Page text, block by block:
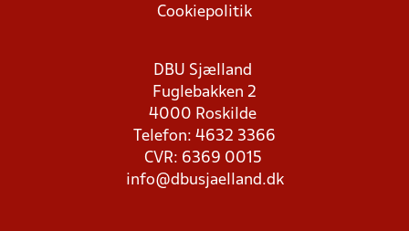
Cookiepolitik
DBU Sjælland
Fuglebakken 2
4000 Roskilde
Telefon: 4632 3366
CVR: 6369 0015
info@dbusjaelland.dk